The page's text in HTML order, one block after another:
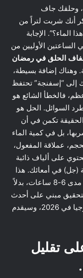
وحلقك جاف
أنك شربت لتراً من
الماء؟”. الإجابة
الأوليين من
الحلق في رمضان
وهناك إضافة بسيطة،
إلى “إسفنجة” تحتفظ
فالخطأ الشائع هو
السوائل. الحل هو
تكمن في أن
بل في كمية الماء
عملاقة المفعول،
على ألياف ذائبة
(جل) في أمعائك. هذا
الجل يطلق الماء ببطء إلى مجرى الدم على مدى 6-8 ساعات، بدلاً
مبني على أحدث
ما نشرته مجلات التغذية الرياضية والفسيولوجيا في 2026، وسيقدم
تقليل